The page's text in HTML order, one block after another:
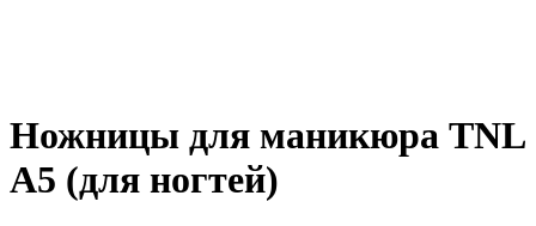
Ножницы для маникюра TNL
A5 (для ногтей)